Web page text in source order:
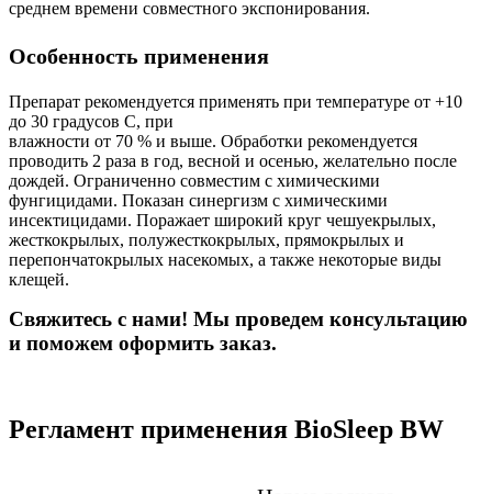
среднем времени совместного экспонирования.
Особенность применения
Препарат рекомендуется применять при температуре от +10
до 30 градусов С, при
влажности от 70 % и выше. Обработки рекомендуется
проводить 2 раза в год, весной и осенью, желательно после
дождей. Ограниченно совместим с химическими
фунгицидами. Показан синергизм с химическими
инсектицидами. Поражает широкий круг чешуекрылых,
жесткокрылых, полужесткокрылых, прямокрылых и
перепончатокрылых насекомых, а также некоторые виды
клещей.
Свяжитесь с нами! Мы проведем консультацию
и поможем оформить заказ.
Регламент применения BioSleep BW